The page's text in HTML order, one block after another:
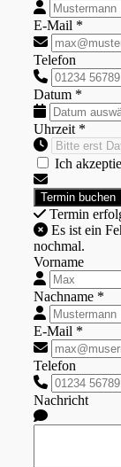
E-Mail *
Telefon
Datum *
Uhrzeit *
Ich
Termin
nochmal.
Vorname
Nachname *
E-Mail *
Telefon
Nachricht